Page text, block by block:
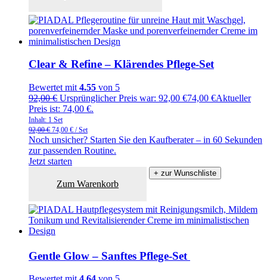
Clear & Refine – Klärendes Pflege-Set
Bewertet mit 4.55 von 5
92,00€ Ursprünglicher Preis war: 92,00 €74,00 €Aktueller
Preis ist: 74,00 €.
Inhalt: 1 Set
92,00€ 74,00 € /Set
Noch unsicher? Starten Sie den Kaufberater – in 60 Sekunden
zur passenden Routine.
Jetzt starten
Zum Warenkorb
+ zur Wunschliste
Gentle Glow – Sanftes Pflege-Set